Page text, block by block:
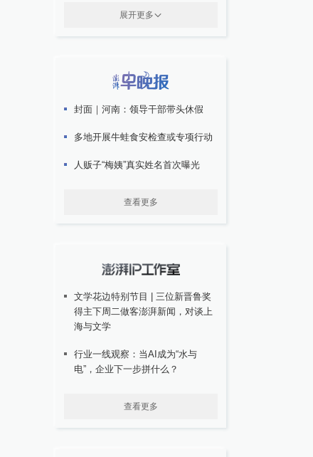
展开更多
封面｜河南：领导干部带头休假
多地开展牛蛙食安检查或专项行动
人贩子“梅姨”真实姓名首次曝光
查看更多
文学花边特别节目 | 三位新晋鲁奖
得主下周二做客澎湃新闻，对谈上
海与文学
行业一线观察：当AI成为“水与
电”，企业下一步拼什么？
查看更多